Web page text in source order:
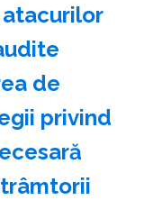
de
privind